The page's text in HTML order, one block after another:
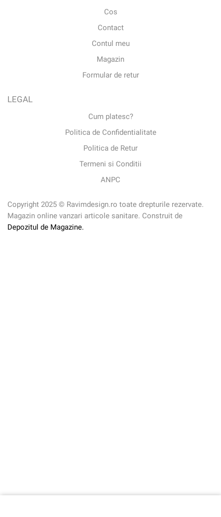
Cos
Contact
Contul meu
Magazin
Formular de retur
LEGAL
Cum platesc?
Politica de Confidentialitate
Politica de Retur
Termeni si Conditii
ANPC
Copyright 2025 © Ravimdesign.ro toate drepturile rezervate.
Magazin online vanzari articole sanitare. Construit de
Depozitul de Magazine.